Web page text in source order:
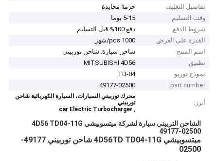
تفاصيل التغليف
حزمة محايدة
وقت التسليم
5-15 يوما
شروط الدفع
دفع 100% قبل التسليم
القدرة على العرض
1000 pcs/شهر
اسم المنتج
شاحن سيارة. شاحن توربيني
تطبيق
MITSUBISHI 4D56
نموذج توربو
TD-04
part number.
49177-02500
أبرز:
محرك توربيني السيارات، السيارة الكهربائية شاحن
توربيني
,
car Electric Turbocharger
الشاحن التربيني سيارة لشركة ميتسوبيشي 4D56 TD04-11G
49177-02500
ميتسوبيشي 4D56TD TD04-11G شاحن توربيني 49177-
02500